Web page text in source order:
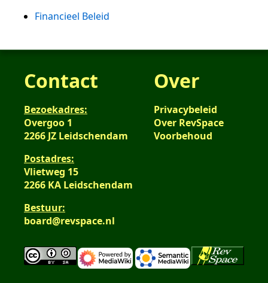
Financieel Beleid
Contact
Bezoekadres:
Overgoo 1
2266 JZ Leidschendam
Postadres:
Vlietweg 15
2266 KA Leidschendam
Bestuur:
board@revspace.nl
Over
Privacybeleid
Over RevSpace
Voorbehoud